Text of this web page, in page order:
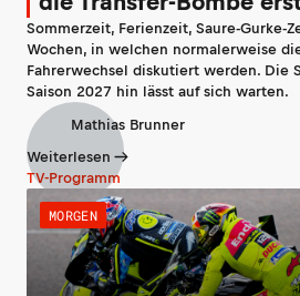
Sommerzeit, Ferienzeit, Saure-Gurke-
Wochen, in welchen normalerweise
Fahrerwechsel diskutiert werden. Die
Saison 2027 hin lässt auf sich warten.
Mathias Brunner
Weiterlesen
TV-Programm
MORGEN